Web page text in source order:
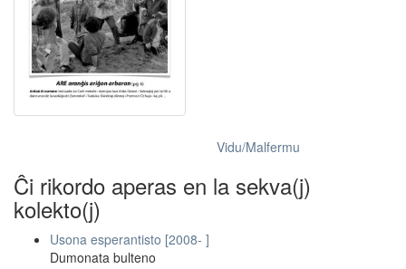
Vidu/Malfermu
Ĉi rikordo aperas en la sekva(j)
kolekto(j)
Usona esperantisto [2008- ]
Dumonata bulteno